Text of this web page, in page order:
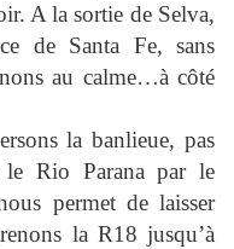
A la sortie de Selva,
de Santa Fe, sans
au calme…à côté
la banlieue, pas
le Rio Parana par le
permet de laisser
la R18 jusqu’à